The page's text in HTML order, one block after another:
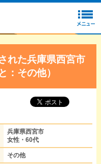
れた兵庫県西宮市
：その他）
兵庫県西宮市
女性・60代
その他